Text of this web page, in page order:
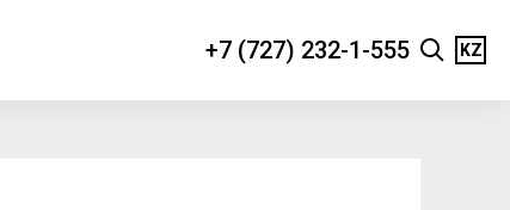
+7 (727) 232-1-555 KZ